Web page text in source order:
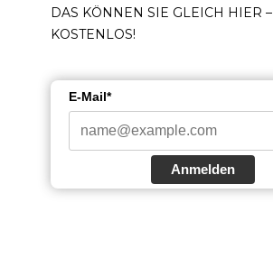
DAS KÖNNEN SIE GLEICH HIER –
KOSTENLOS!
E-Mail*
Anmelden